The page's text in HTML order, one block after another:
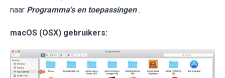
naar Programma's en toepassingen .
macOS (OSX) gebruikers: